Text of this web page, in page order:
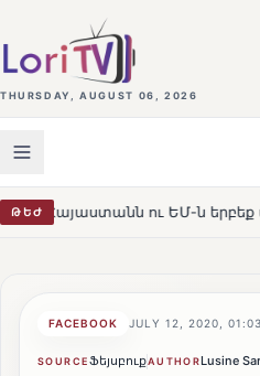
THURSDAY, AUGUST 06, 2026
ԹԵԺու ԵՄ-ն երբեք այսքան մոտ
FACEBOOK JULY 12, 2020,
SOURCEՖեյսբուքAUTHORLusine